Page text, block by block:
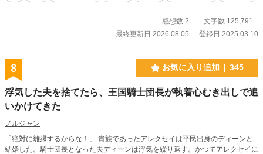
感想数 2
文字数 125,791
最終更新日 2026.08.05
登録日 2025.03.10
8 お気に入り追加 345
浮気した夫を捨てたら、王国騎士団長が執着心むき出しで追
いかけてきた
ノルジャン
「絶対に離縁するからな！」 貴族であったアレクセイは平民出身のディーンと
結婚した。騎士団長となった夫ディーンは浮気を繰り返す。かつてアレクセイに